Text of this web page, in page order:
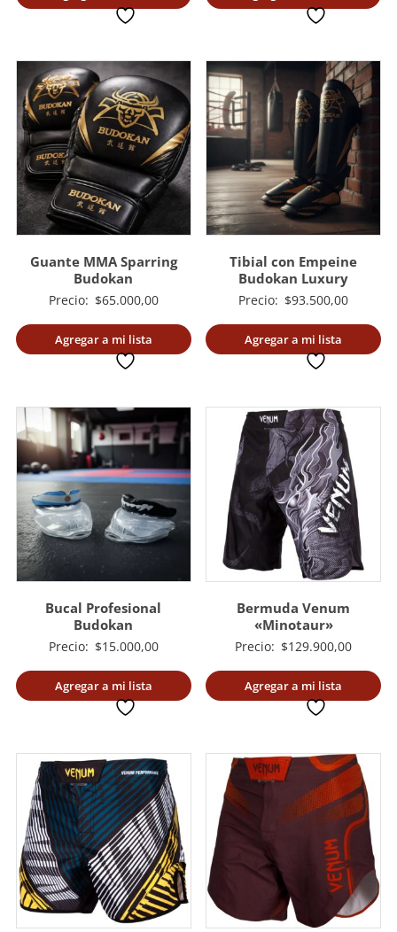
Guante MMA Sparring
Budokan
Precio: $65.000,00
Agregar a mi lista
Tibial con Empeine
Budokan Luxury
Precio: $93.500,00
Agregar a mi lista
Bucal Profesional
Budokan
Precio: $15.000,00
Agregar a mi lista
Bermuda Venum
«Minotaur»
Precio: $129.900,00
Agregar a mi lista